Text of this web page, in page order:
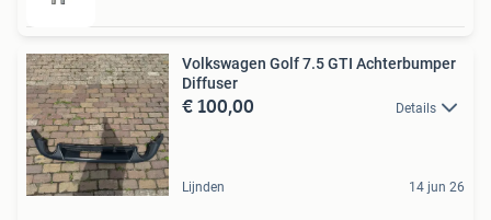
Volkswagen Golf 7.5 GTI Achterbumper
Diffuser
€ 100,00 Details
Lijnden 14 jun 26